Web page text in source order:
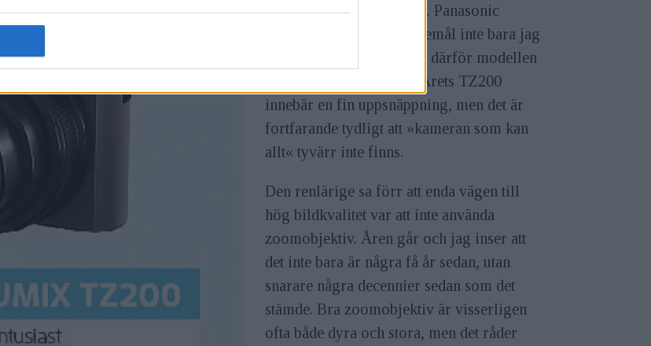
kan allt. Och som är liten. Panasonic
förstod att det är ett önskemål inte bara jag
kan tänkas ha och släppte därför modellen
TZ100 för två år sedan. Årets TZ200
innebär en fin uppsnäppning, men det är
fortfarande tydligt att »kameran som kan
allt« tyvärr inte finns.
Den renlärige sa förr att enda vägen till
hög bildkvalitet var att inte använda
zoomobjektiv. Åren går och jag inser att
det inte bara är några få år sedan, utan
snarare några decennier sedan som det
stämde. Bra zoomobjektiv är visserligen
ofta både dyra och stora, men det råder